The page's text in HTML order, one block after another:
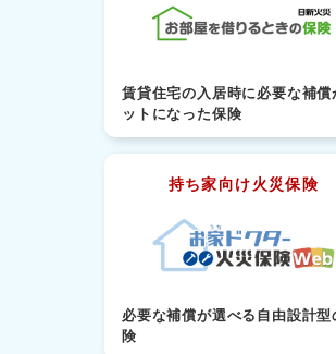
賃貸住宅の入居時に必要な補償
ットになった保険
持ち家向け火災保険
必要な補償が選べる自由設計型
険